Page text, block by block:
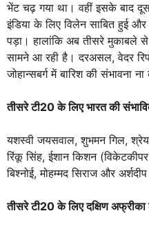
भेंट चढ़ गया था। वहीं इसके बाद
इंडिया के लिए विलेन साबित हुई
पड़ा। हालांकि अब तीसरे
सामने आ रही है। दरअसल, वेदर
जोहान्सबर्ग में बारिश की संभावना
तीसरे टी20 के लिए भारत की
यशस्वी जयसवाल, शुभमन गिल,
रिंकू सिंह, ईशान किशन
बिश्नोई, मोहम्मद सिराज और
तीसरे टी20 के लिए दक्षिण अफ्रीका